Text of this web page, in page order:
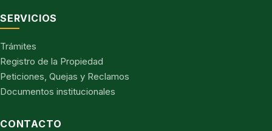
SERVICIOS
Trámites
Registro de la Propiedad
Peticiones, Quejas y Reclamos
Documentos institucionales
CONTACTO